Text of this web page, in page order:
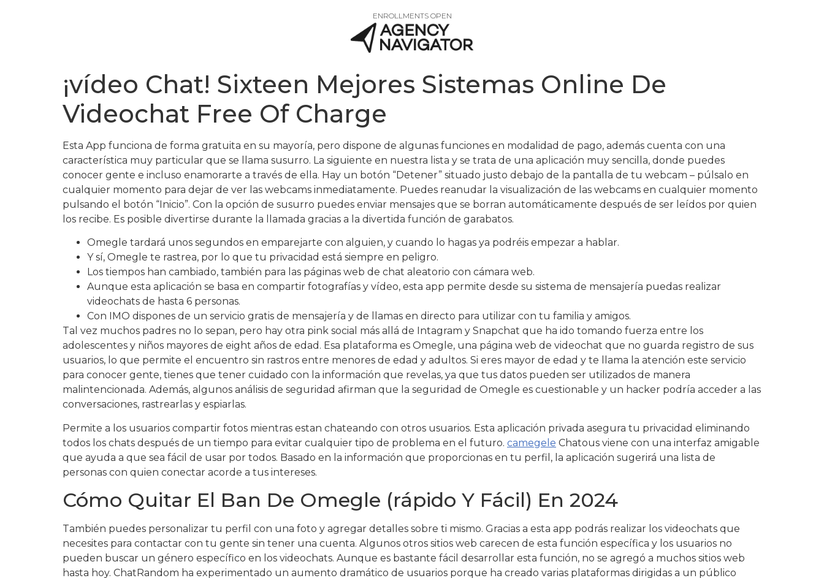
ENROLLMENTS OPEN
¡vídeo Chat! Sixteen Mejores Sistemas Online De
Videochat Free Of Charge
Esta App funciona de forma gratuita en su mayoría, pero dispone de algunas funciones en modalidad de pago, además cuenta con una
característica muy particular que se llama susurro. La siguiente en nuestra lista y se trata de una aplicación muy sencilla, donde puedes
conocer gente e incluso enamorarte a través de ella. Hay un botón “Detener” situado justo debajo de la pantalla de tu webcam – púlsalo en
cualquier momento para dejar de ver las webcams inmediatamente. Puedes reanudar la visualización de las webcams en cualquier momento
pulsando el botón “Inicio”. Con la opción de susurro puedes enviar mensajes que se borran automáticamente después de ser leídos por quien
los recibe. Es posible divertirse durante la llamada gracias a la divertida función de garabatos.
Omegle tardará unos segundos en emparejarte con alguien, y cuando lo hagas ya podréis empezar a hablar.
Y sí, Omegle te rastrea, por lo que tu privacidad está siempre en peligro.
Los tiempos han cambiado, también para las páginas web de chat aleatorio con cámara web.
Aunque esta aplicación se basa en compartir fotografías y vídeo, esta app permite desde su sistema de mensajería puedas realizar
videochats de hasta 6 personas.
Con IMO dispones de un servicio gratis de mensajería y de llamas en directo para utilizar con tu familia y amigos.
Tal vez muchos padres no lo sepan, pero hay otra pink social más allá de Intagram y Snapchat que ha ido tomando fuerza entre los
adolescentes y niños mayores de eight años de edad. Esa plataforma es Omegle, una página web de videochat que no guarda registro de sus
usuarios, lo que permite el encuentro sin rastros entre menores de edad y adultos. Si eres mayor de edad y te llama la atención este servicio
para conocer gente, tienes que tener cuidado con la información que revelas, ya que tus datos pueden ser utilizados de manera
malintencionada. Además, algunos análisis de seguridad afirman que la seguridad de Omegle es cuestionable y un hacker podría acceder a las
conversaciones, rastrearlas y espiarlas.
Permite a los usuarios compartir fotos mientras estan chateando con otros usuarios. Esta aplicación privada asegura tu privacidad eliminando
todos los chats después de un tiempo para evitar cualquier tipo de problema en el futuro. camegele Chatous viene con una interfaz amigable
que ayuda a que sea fácil de usar por todos. Basado en la información que proporcionas en tu perfil, la aplicación sugerirá una lista de
personas con quien conectar acorde a tus intereses.
Cómo Quitar El Ban De Omegle (rápido Y Fácil) En 2024
También puedes personalizar tu perfil con una foto y agregar detalles sobre ti mismo. Gracias a esta app podrás realizar los videochats que
necesites para contactar con tu gente sin tener una cuenta. Algunos otros sitios web carecen de esta función específica y los usuarios no
pueden buscar un género específico en los videochats. Aunque es bastante fácil desarrollar esta función, no se agregó a muchos sitios web
hasta hoy. ChatRandom ha experimentado un aumento dramático de usuarios porque ha creado varias plataformas dirigidas a un público